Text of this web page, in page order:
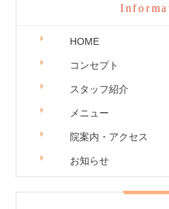
HOME
コンセプト
スタッフ紹介
メニュー
院案内・アクセス
お知らせ